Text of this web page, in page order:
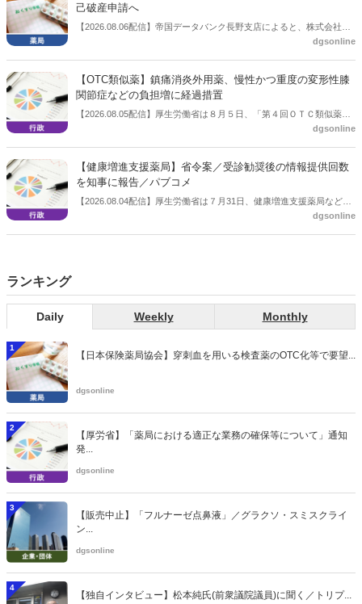
己破産申請へ
【2026.08.06配信】帝国データバンク長野支店によると、株式会社浅
川薬品（長野市）は7月31日に事業を停止し、自己破産申請の準備に
dgsonline
【OTC類似薬】鎮痛消炎外用薬、慢性かつ重度の変形性膝
関節症などの負担増に経過措置
【2026.08.05配信】厚生労働省は８月５日、「第４回ＯＴＣ類似薬の
保険給付の見直しの実施に向けた技術的検討会」を開催。「中間とり
会等に報告し、令和８年秋頃を目途に結論を得る予定。
dgsonline
【健康増進支援薬局】省令案／受診勧奨後の情報提供回数
を知事に報告／パブコメ
【2026.08.04配信】厚生労働省は７月31日、健康増進支援薬局などに
関する省令案を示し、パブコメを開始した。受診勧奨を行った後に、
dgsonline
ランキング
Daily Weekly Monthly
1
【日本保険薬局協会】穿刺血を用いる検査薬のOTC化等で要望...
dgsonline
2
【厚労省】「薬局における適正な業務の確保等について」通知
発...
dgsonline
3
【販売中止】「フルナーゼ点鼻液」／グラクソ・スミスクライ
ン...
dgsonline
4
【独自インタビュー】松本純氏(前衆議院議員)に聞く／トリプ...